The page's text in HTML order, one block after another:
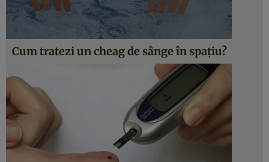
Cum tratezi un cheag de sânge în spaţiu?